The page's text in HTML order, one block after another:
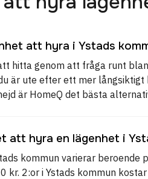
att hyra i Ystads
hitta genom att fråga runt
är ute efter ett mer
är HomeQ det bästa
att hyra en lägenhet i
kommun varierar beroende
kr. 2:or i Ystads kommun